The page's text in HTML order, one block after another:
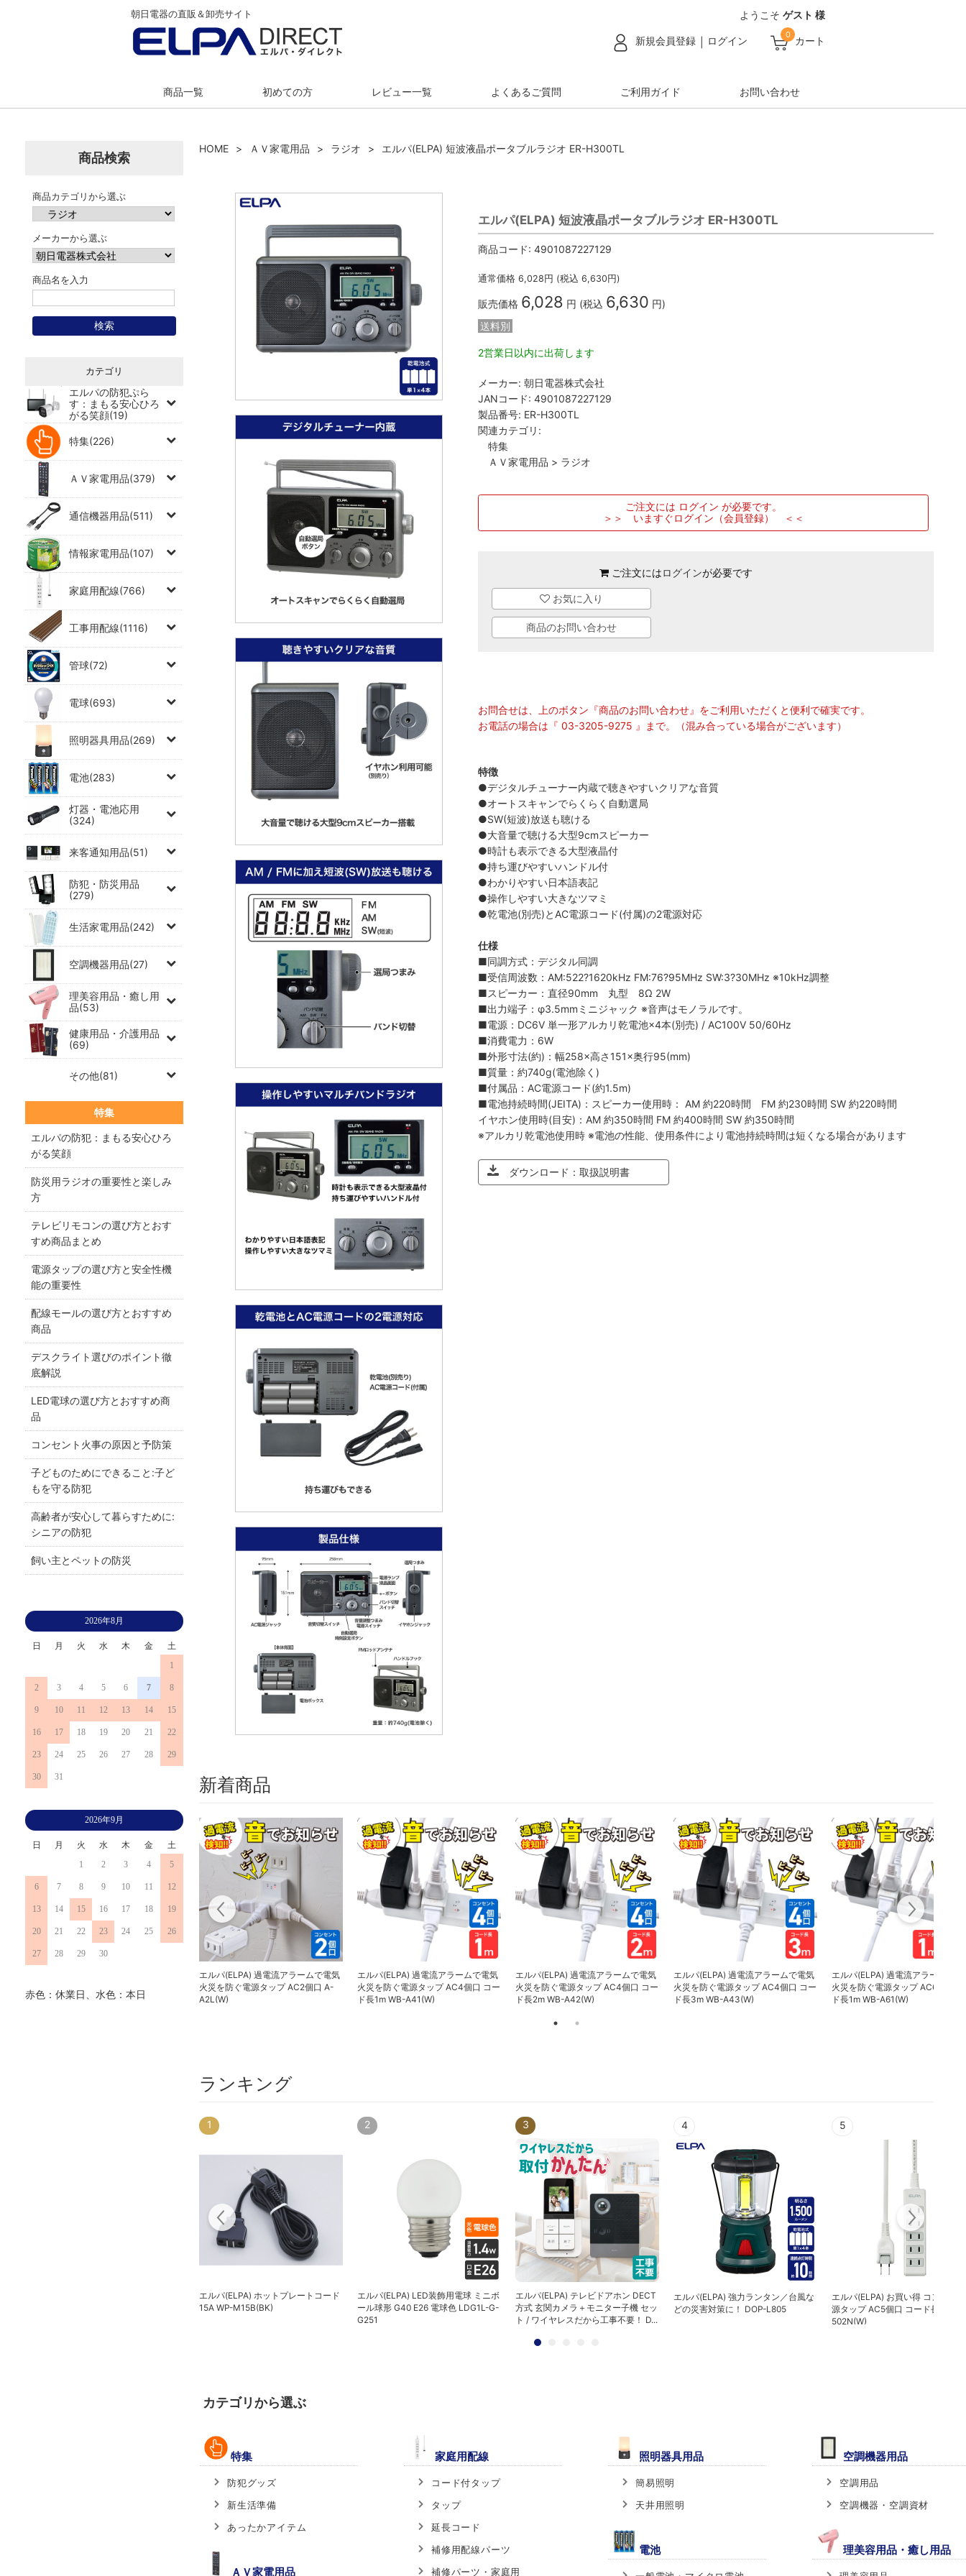
朝日電器の直販＆卸売サイト ようこそ ゲスト 様
新規会員登録 ログイン カート
0
商品一覧 初めての方 レビュー一覧 よくあるご質問 ご利用ガイド お問い合わせ
商品検索
商品カテゴリから選ぶ
メーカーから選ぶ
商品名を入力
カテゴリ
エルパの防犯ぷら
す：まもる安心ひろ
がる笑顔(19)
特集(226)
ＡＶ家電用品(379)
通信機器用品(511)
情報家電用品(107)
家庭用配線(766)
工事用配線(1116)
管球(72)
電球(693)
照明器具用品(269)
電池(283)
灯器・電池応用
(324)
来客通知用品(51)
防犯・防災用品
(279)
生活家電用品(242)
空調機器用品(27)
理美容用品・癒し用
品(53)
健康用品・介護用品
(69)
その他(81)
特集
エルパの防犯：まもる安心ひろ
がる笑顔
防災用ラジオの重要性と楽しみ
方
テレビリモコンの選び方とおす
すめ商品まとめ
電源タップの選び方と安全性機
能の重要性
配線モールの選び方とおすすめ
商品
デスクライト選びのポイント徹
底解説
LED電球の選び方とおすすめ商
品
コンセント火事の原因と予防策
子どものためにできること:子ど
もを守る防犯
高齢者が安心して暮らすために:
シニアの防犯
飼い主とペットの防災
2026年8月
日 月 火 水 木 金
土
1
2 3 4 5 6 7 8
9 10 11 12 13 14 15
16 17 18 19 20 21 22
23 24 25 26 27 28 29
30 31
2026年9月
日 月 火 水 木 金
土
1
2 3 4 5
6 7 8 9 10 11 12
13 14 15 16 17 18 19
20 21 22 23 24 25 26
27 28 29 30
赤色：休業日、水色：本日
HOME ＡＶ家電用品 ラジオ エルパ(ELPA) 短波液晶ポータブルラジオ ER-H300TL
エルパ(ELPA) 短波液晶ポータブルラジオ ER-H300TL
商品コード: 4901087227129
通常価格 6,028 円 (税込6,630 円)
販売価格 6,028 円 (税込 6,630 円)
送料別
2営業日以内に出荷します
メーカー: 朝日電器株式会社
JANコード: 4901087227129
製品番号: ER-H300TL
関連カテゴリ:
特集
ＡＶ家電用品 > ラジオ
ご注文には ログイン が必要です。
＞＞ いますぐログイン（会員登録） ＜＜
ご注文にはログインが必要です
お気に入り
商品のお問い合わせ
お問合せは、上のボタン『商品のお問い合わせ』をご利用いただくと便利で確実です。
お電話の場合は『 03-3205-9275 』まで。（混み合っている場合がございます）
特徴
●デジタルチューナー内蔵で聴きやすいクリアな音質
●オートスキャンでらくらく自動選局
●SW(短波)放送も聴ける
●大音量で聴ける大型9cmスピーカー
●時計も表示できる大型液晶付
●持ち運びやすいハンドル付
●わかりやすい日本語表記
●操作しやすい大きなツマミ
●乾電池(別売)とAC電源コード(付属)の2電源対応
仕様
■同調方式：デジタル同調
■受信周波数：AM:522?1620kHz FM:76?95MHz SW:3?30MHz ※10kHz調整
■スピーカー：直径90mm 丸型 8Ω 2W
■出力端子：φ3.5mmミニジャック ※音声はモノラルです。
■電源：DC6V 単一形アルカリ乾電池×4本(別売) / AC100V 50/60Hz
■消費電力：6W
■外形寸法(約)：幅258×高さ151×奥行95(mm)
■質量：約740g(電池除く)
■付属品：AC電源コード(約1.5m)
■電池持続時間(JEITA)：スピーカー使用時： AM 約220時間 FM 約230時間 SW 約220時間
イヤホン使用時(目安)：AM 約350時間 FM 約400時間 SW 約350時間
※アルカリ乾電池使用時 ※電池の性能、使用条件により電池持続時間は短くなる場合があります
ダウンロード：取扱説明書
新着商品
エルパ(ELPA) 過電流アラームで電気
火災を防ぐ電源タップ AC2個口 A-
A2L(W)
エルパ(ELPA) 過電流アラームで電気
火災を防ぐ電源タップ AC4個口 コー
ド長1m WB-A41(W)
エルパ(ELPA) 過電流アラームで電気
火災を防ぐ電源タップ AC4個口 コー
ド長2m WB-A42(W)
エルパ(ELPA) 過電流アラームで電気
火災を防ぐ電源タップ AC4個口 コー
ド長3m WB-A43(W)
エルパ(ELPA) 過電流アラームで電
火災を防ぐ電源タップ AC6個口
ド長1m WB-A61(W)
ランキング
1
エルパ(ELPA) ホットプレートコード
15A WP-M15B(BK)
2
エルパ(ELPA) LED装飾用電球 ミニボ
ール球形 G40 E26 電球色 LDG1L-G-
G251
3
エルパ(ELPA) テレビドアホン DECT
方式 玄関カメラ＋モニター子機 セッ
ト / ワイヤレスだから工事不要！ D...
4
エルパ(ELPA) 強力ランタン／台風な
どの災害対策に！ DOP-L805
5
エルパ(ELPA) お買い得 コンパク
源タップ AC5個口 コード長2m
502N(W)
カテゴリから選ぶ
特集
防犯グッズ
新生活準備
あったかアイテム
ＡＶ家電用品
家庭用配線
コード付タップ
タップ
延長コード
補修用配線パーツ
補修パーツ・家庭用
照明器具用品
簡易照明
天井用照明
電池
空調機器用品
空調用品
空調機器・空調資材
理美容用品・癒し用品